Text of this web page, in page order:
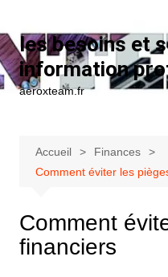
les besoins et
information
aeroxteam.fr
Accueil
Finances
Comment éviter les
Comment
financiers